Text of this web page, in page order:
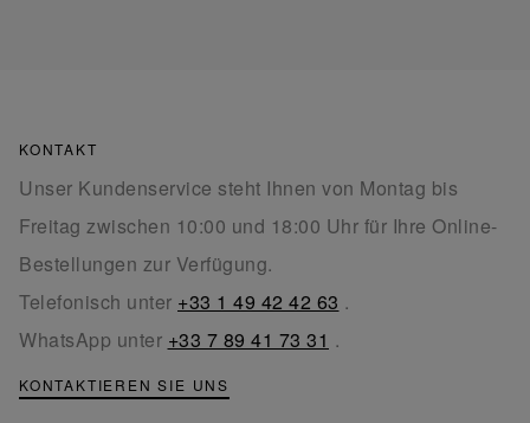
KONTAKT
Unser Kundenservice steht Ihnen von Montag bis
Freitag zwischen 10:00 und 18:00 Uhr für Ihre Online-
Bestellungen zur Verfügung.
Telefonisch unter +33 1 49 42 42 63 .
WhatsApp unter +33 7 89 41 73 31 .
KONTAKTIEREN SIE UNS